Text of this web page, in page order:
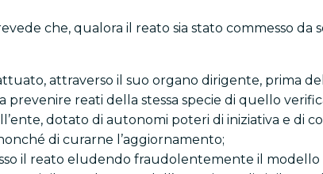
che, qualora il reato sia stato commesso da
attraverso il suo organo dirigente, prima
prevenire reati della stessa specie di quello
dotato di autonomi poteri di iniziativa e di
di curarne l’aggiornamento;
il reato eludendo fraudolentemente il modello